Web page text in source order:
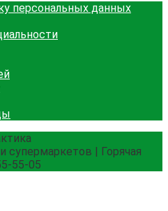
персональных данных
супермаркетов | Горячая
55-05